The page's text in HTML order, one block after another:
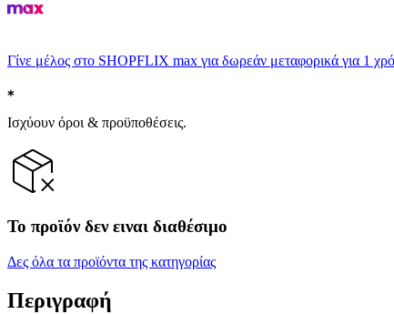
Γίνε μέλος στο SHOPFLIX max για δωρεάν μεταφορικά για 1
Ισχύουν όροι & προϋποθέσεις.
Το προϊόν δεν ειναι διαθέσιμο
Δες όλα τα προϊόντα της κατηγορίας
Περιγραφή